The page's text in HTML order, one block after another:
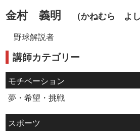
金村 義明 （かねむら よし
野球解説者
講師カテゴリー
モチベーション
夢・希望・挑戦
スポーツ